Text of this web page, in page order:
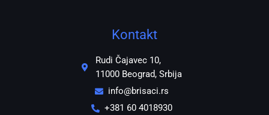
Kontakt
Rudi Čajavec 10,
11000 Beograd, Srbija
info@brisaci.rs
+381 60 4018930